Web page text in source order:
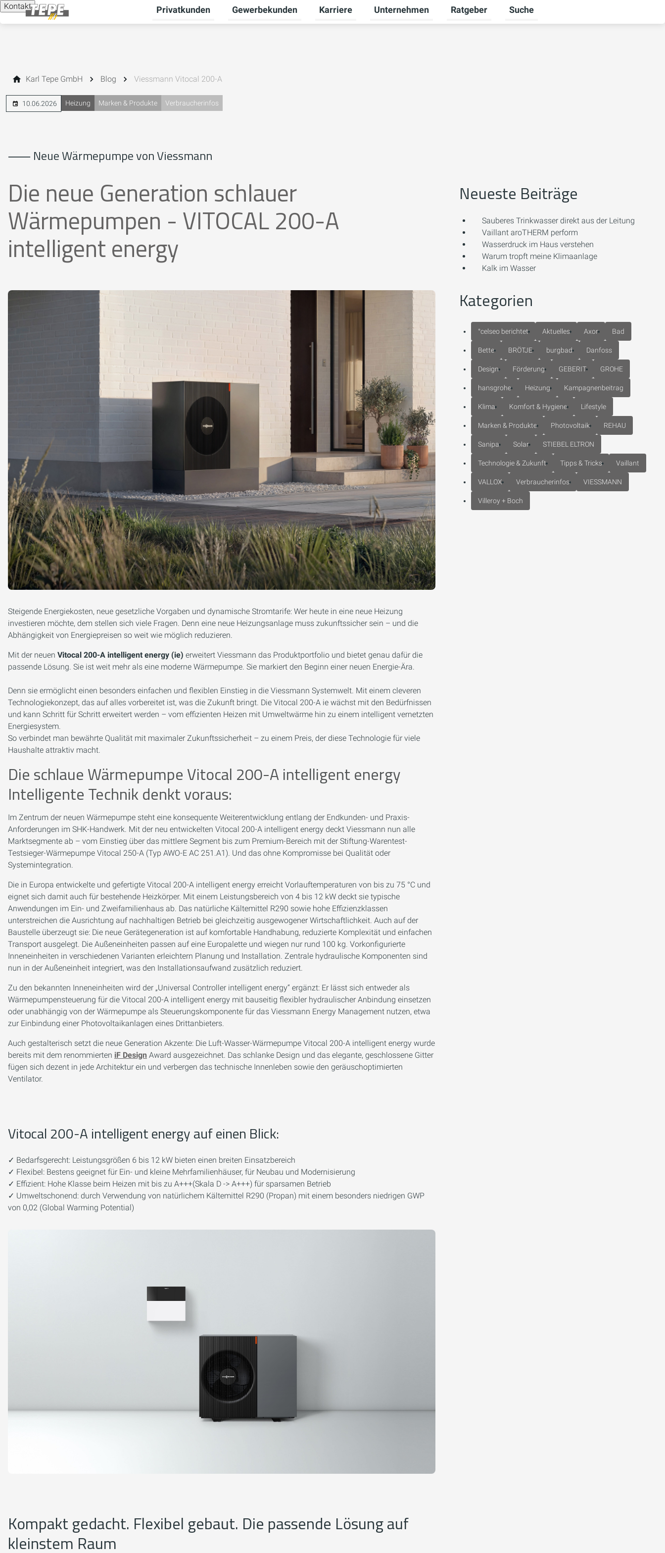
Kontakt Privatkunden
Untermenü für Privatkunden umschalten
Gewerbekunden
Untermenü für Gewerbekunden umschalten
Karriere
Untermenü für Karriere umschalten
Unternehmen
Untermenü für Unternehmen umschalten
Ratgeber
Untermenü für Ratgeber umschalten
Suche
Karl Tepe GmbH Blog Viessmann Vitocal 200-A
10.06.2026 Heizung Marken & Produkte Verbraucherinfos
⸺ Neue Wärmepumpe von Viessmann
Die neue Generation schlauer
Wärmepumpen - VITOCAL 200-A
intelligent energy
Steigende Energiekosten, neue gesetzliche Vorgaben und dynamische Stromtarife: Wer heute in eine neue Heizung
investieren möchte, dem stellen sich viele Fragen. Denn eine neue Heizungsanlage muss zukunftssicher sein – und die
Abhängigkeit von Energiepreisen so weit wie möglich reduzieren.
Mit der neuen Vitocal 200-A intelligent energy (ie) erweitert Viessmann das Produktportfolio und bietet genau dafür die
passende Lösung. Sie ist weit mehr als eine moderne Wärmepumpe. Sie markiert den Beginn einer neuen Energie-Ära.
Denn sie ermöglicht einen besonders einfachen und flexiblen Einstieg in die Viessmann Systemwelt. Mit einem cleveren
Technologiekonzept, das auf alles vorbereitet ist, was die Zukunft bringt. Die Vitocal 200-A ie wächst mit den Bedürfnissen
und kann Schritt für Schritt erweitert werden – vom effizienten Heizen mit Umweltwärme hin zu einem intelligent vernetzten
Energiesystem.
So verbindet man bewährte Qualität mit maximaler Zukunftssicherheit – zu einem Preis, der diese Technologie für viele
Haushalte attraktiv macht.
Die schlaue Wärmepumpe Vitocal 200-A intelligent energy
Intelligente Technik denkt voraus:
Im Zentrum der neuen Wärmepumpe steht eine konsequente Weiterentwicklung entlang der Endkunden- und Praxis-
Anforderungen im SHK-Handwerk. Mit der neu entwickelten Vitocal 200-A intelligent energy deckt Viessmann nun alle
Marktsegmente ab – vom Einstieg über das mittlere Segment bis zum Premium-Bereich mit der Stiftung-Warentest-
Testsieger-Wärmepumpe Vitocal 250-A (Typ AWO-E AC 251.A1). Und das ohne Kompromisse bei Qualität oder
Systemintegration.
Die in Europa entwickelte und gefertigte Vitocal 200-A intelligent energy erreicht Vorlauftemperaturen von bis zu 75 °C und
eignet sich damit auch für bestehende Heizkörper. Mit einem Leistungsbereich von 4 bis 12 kW deckt sie typische
Anwendungen im Ein- und Zweifamilienhaus ab. Das natürliche Kältemittel R290 sowie hohe Effizienzklassen
unterstreichen die Ausrichtung auf nachhaltigen Betrieb bei gleichzeitig ausgewogener Wirtschaftlichkeit. Auch auf der
Baustelle überzeugt sie: Die neue Gerätegeneration ist auf komfortable Handhabung, reduzierte Komplexität und einfachen
Transport ausgelegt. Die Außeneinheiten passen auf eine Europalette und wiegen nur rund 100 kg. Vorkonfigurierte
Inneneinheiten in verschiedenen Varianten erleichtern Planung und Installation. Zentrale hydraulische Komponenten sind
nun in der Außeneinheit integriert, was den Installationsaufwand zusätzlich reduziert.
Zu den bekannten Inneneinheiten wird der „Universal Controller intelligent energy“ ergänzt: Er lässt sich entweder als
Wärmepumpensteuerung für die Vitocal 200-A intelligent energy mit bauseitig flexibler hydraulischer Anbindung einsetzen
oder unabhängig von der Wärmepumpe als Steuerungskomponente für das Viessmann Energy Management nutzen, etwa
zur Einbindung einer Photovoltaikanlagen eines Drittanbieters.
Auch gestalterisch setzt die neue Generation Akzente: Die Luft-Wasser-Wärmepumpe Vitocal 200-A intelligent energy wurde
bereits mit dem renommierten iF Design Award ausgezeichnet. Das schlanke Design und das elegante, geschlossene Gitter
fügen sich dezent in jede Architektur ein und verbergen das technische Innenleben sowie den geräuschoptimierten
Ventilator.
Vitocal 200-A intelligent energy auf einen Blick:
✓ Bedarfsgerecht: Leistungsgrößen 6 bis 12 kW bieten einen breiten Einsatzbereich
✓ Flexibel: Bestens geeignet für Ein- und kleine Mehrfamilienhäuser, für Neubau und Modernisierung
✓ Effizient: Hohe Klasse beim Heizen mit bis zu A+++(Skala D -> A+++) für sparsamen Betrieb
✓ Umweltschonend: durch Verwendung von natürlichem Kältemittel R290 (Propan) mit einem besonders niedrigen GWP
von 0,02 (Global Warming Potential)
Kompakt gedacht. Flexibel gebaut. Die passende Lösung auf
kleinstem Raum
Neueste Beiträge
Sauberes Trinkwasser direkt aus der Leitung
Vaillant aroTHERM perform
Wasserdruck im Haus verstehen
Warum tropft meine Klimaanlage
Kalk im Wasser
Kategorien
°celseo berichtet Aktuelles Axor Bad
Bette BRÖTJE burgbad Danfoss
Design Förderung GEBERIT GROHE
hansgrohe Heizung Kampagnenbeitrag
Klima Komfort & Hygiene Lifestyle
Marken & Produkte Photovoltaik REHAU
Sanipa Solar STIEBEL ELTRON
Technologie & Zukunft Tipps & Tricks Vaillant
VALLOX Verbraucherinfos VIESSMANN
Villeroy + Boch